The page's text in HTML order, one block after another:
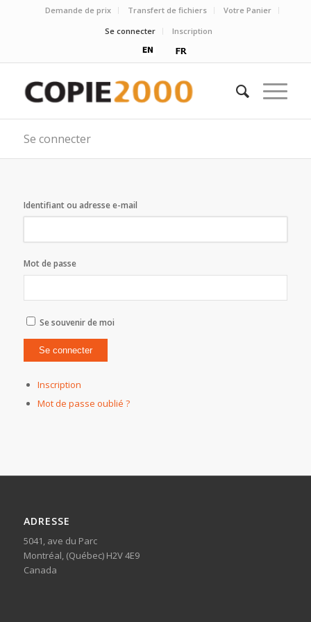
Demande de prix Transfert de fichiers
Votre Panier
Se connecter
Inscription
Se connecter
Identifiant ou adresse e-mail
Mot de passe
Se souvenir de moi
Inscription
Mot de passe oublié ?
ADRESSE
5041, ave du Parc
Montréal, (Québec) H2V 4E9
Canada